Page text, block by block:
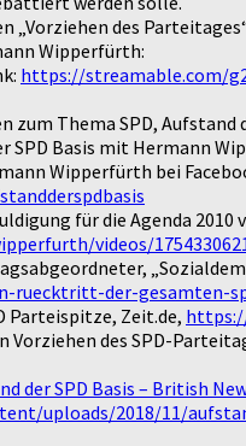
„Vorziehen des
Wipperfürth:
https://streamable.com/
Thema SPD, Aufstand
SPD Basis mit Hermann
Wipperfürth bei
für die Agenda
videos/
der-gesamten-
Parteispitze, Zeit.de,
des SPD-
der SPD Basis – British
uploads/2018/11/